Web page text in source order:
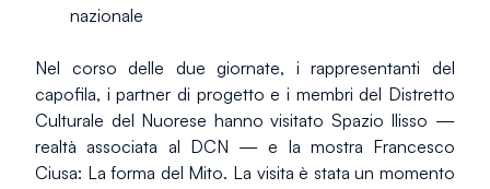
nazionale
Nel corso delle due giornate, i rappresentanti del
capofila, i partner di progetto e i membri del Distretto
Culturale del Nuorese hanno visitato Spazio Ilisso —
realtà associata al DCN — e la mostra Francesco
Ciusa: La forma del Mito. La visita è stata un momento